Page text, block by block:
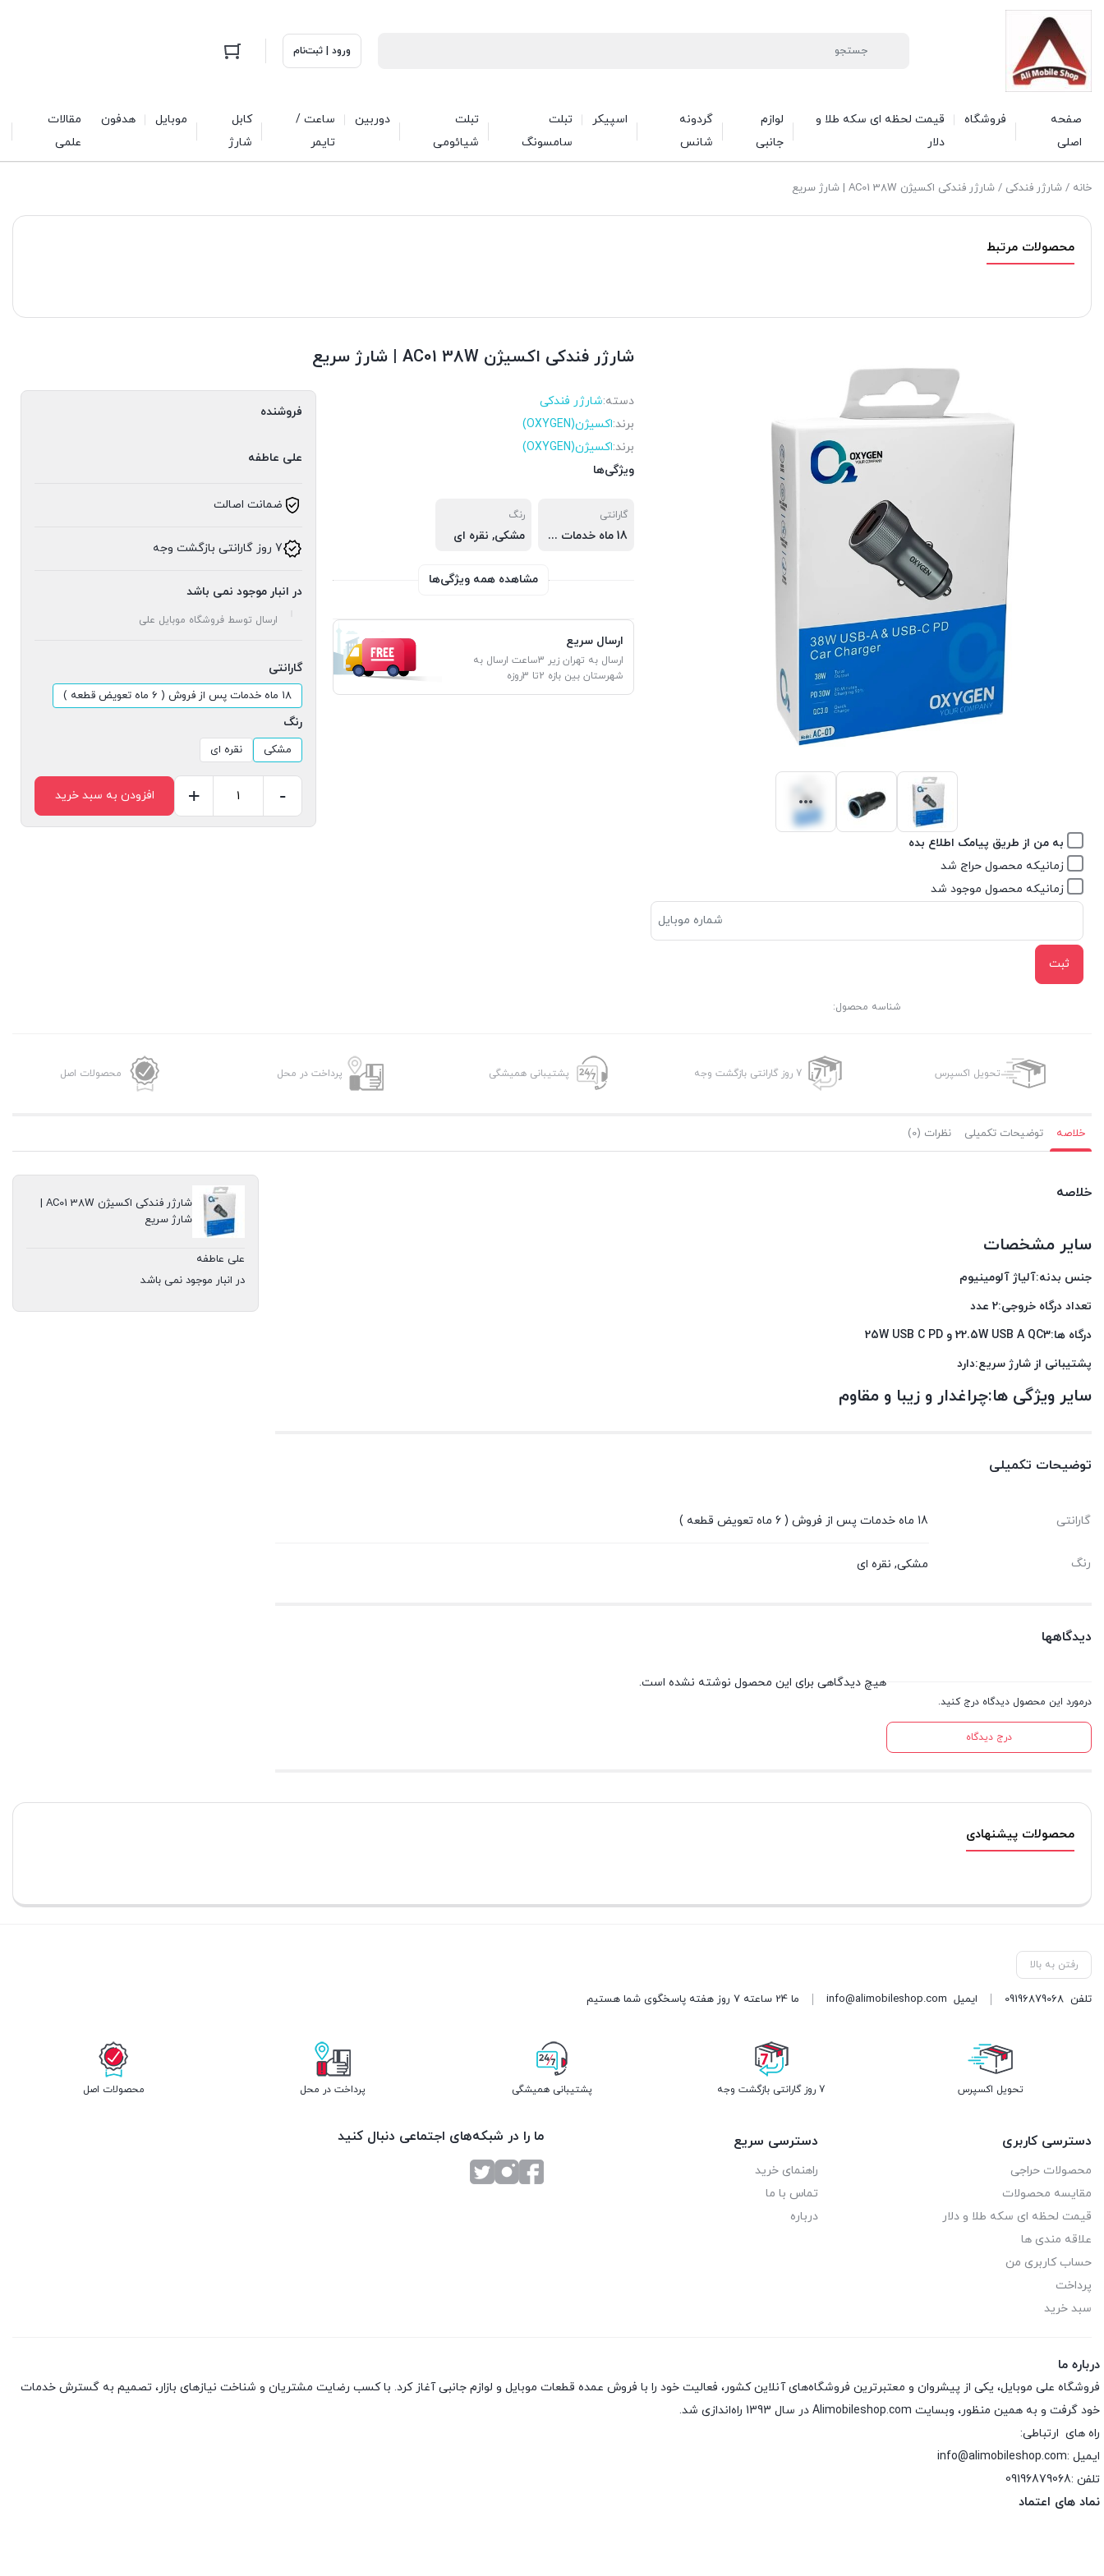
ورود | ثبت‌نام
صفحه
اصلی
فروشگاه
قیمت لحظه ای سکه طلا و
دلار
لوازم
جانبی
گردونه
شانس
اسپیکر
تبلت
سامسونگ
تبلت
شیائومی
دوربین
ساعت /
تایمر
کابل
شارژ
موبایل هدفون
مقالات
علمی
خانه / شارژر فندکی / شارژر فندکی اکسیژن AC01 38W | شارژ سریع
محصولات مرتبط
به من از طریق پیامک اطلاع بده
زمانیکه محصول حراج شد
زمانیکه محصول موجود شد
ثبت
شناسه محصول:
شارژر فندکی اکسیژن AC01 38W | شارژ سریع
دسته:شارژر فندکی
برند:اکسیژن(OXYGEN)
برند:اکسیژن(OXYGEN)
ویژگی‌ها
گارانتی
18 ماه خدمات پس از فروش ( 6 ماه تعویض قطعه )
رنگ
مشکی, نقره ای
مشاهده همه ویژگی‌ها
ارسال سریع
ارسال به تهران زیر 3ساعت ارسال به
شهرستان بین بازه 2تا 3روزه
فروشنده
علی عاطفه
ضمانت اصالت
7 روز گارانتی بازگشت وجه
در انبار موجود نمی باشد
ارسال توسط فروشگاه موبایل علی
گارانتی
18 ماه خدمات پس از فروش ( 6 ماه تعویض قطعه )
رنگ
مشکی نقره ای
فندکی
-
+ افزودن به سبد خرید
تحویل اکسپرس 7 روز گارانتی بازگشت وجه پشتیبانی همیشگی پرداخت در محل محصولات اصل
خلاصه توضیحات تکمیلی نظرات (0)
خلاصه
سایر مشخصات
جنس بدنه:آلیاژ آلومینیوم
تعداد درگاه خروجی:2 عدد
درگاه ها:22.5W USB A QC3 و 25W USB C PD
پشتیبانی از شارژ سریع:دارد
سایر ویژگی ها:چراغدار و زیبا و مقاوم
توضیحات تکمیلی
گارانتی 18 ماه خدمات پس از فروش ( 6 ماه تعویض قطعه )
رنگ مشکی, نقره ای
دیدگاهها
درمورد این محصول دیدگاه درج کنید.
درج دیدگاه
هیچ دیدگاهی برای این محصول نوشته نشده است.
شارژر فندکی اکسیژن AC01 38W |
شارژ سریع
علی عاطفه
در انبار موجود نمی باشد
محصولات پیشنهادی
رفتن به بالا
تلفن 09196879068 ایمیل info@alimobileshop.com ما 24 ساعته 7 روز هفته پاسخگوی شما هستیم
تحویل اکسپرس 7 روز گارانتی بازگشت وجه پشتیبانی همیشگی پرداخت در محل محصولات اصل
دسترسی کاربری
محصولات حراجی
مقایسه محصولات
قیمت لحظه ای سکه طلا و دلار
علاقه مندی ها
حساب کاربری من
پرداخت
سبد خرید
دسترسی سریع
راهنمای خرید
تماس با ما
درباره
ما را در شبکه‌های اجتماعی دنبال کنید
درباره ما
فروشگاه علی موبایل، یکی از پیشروان و معتبرترین فروشگاه‌های آنلاین کشور، فعالیت خود را با فروش عمده قطعات موبایل و لوازم جانبی آغاز کرد. با کسب رضایت مشتریان و شناخت نیازهای بازار، تصمیم به گسترش خدمات
خود گرفت و به همین منظور، وبسایت Alimobileshop.com در سال 1393 راه‌اندازی شد.
راه های ارتباطی:
ایمیل :info@alimobileshop.com
تلفن :09196879068
نماد های اعتماد